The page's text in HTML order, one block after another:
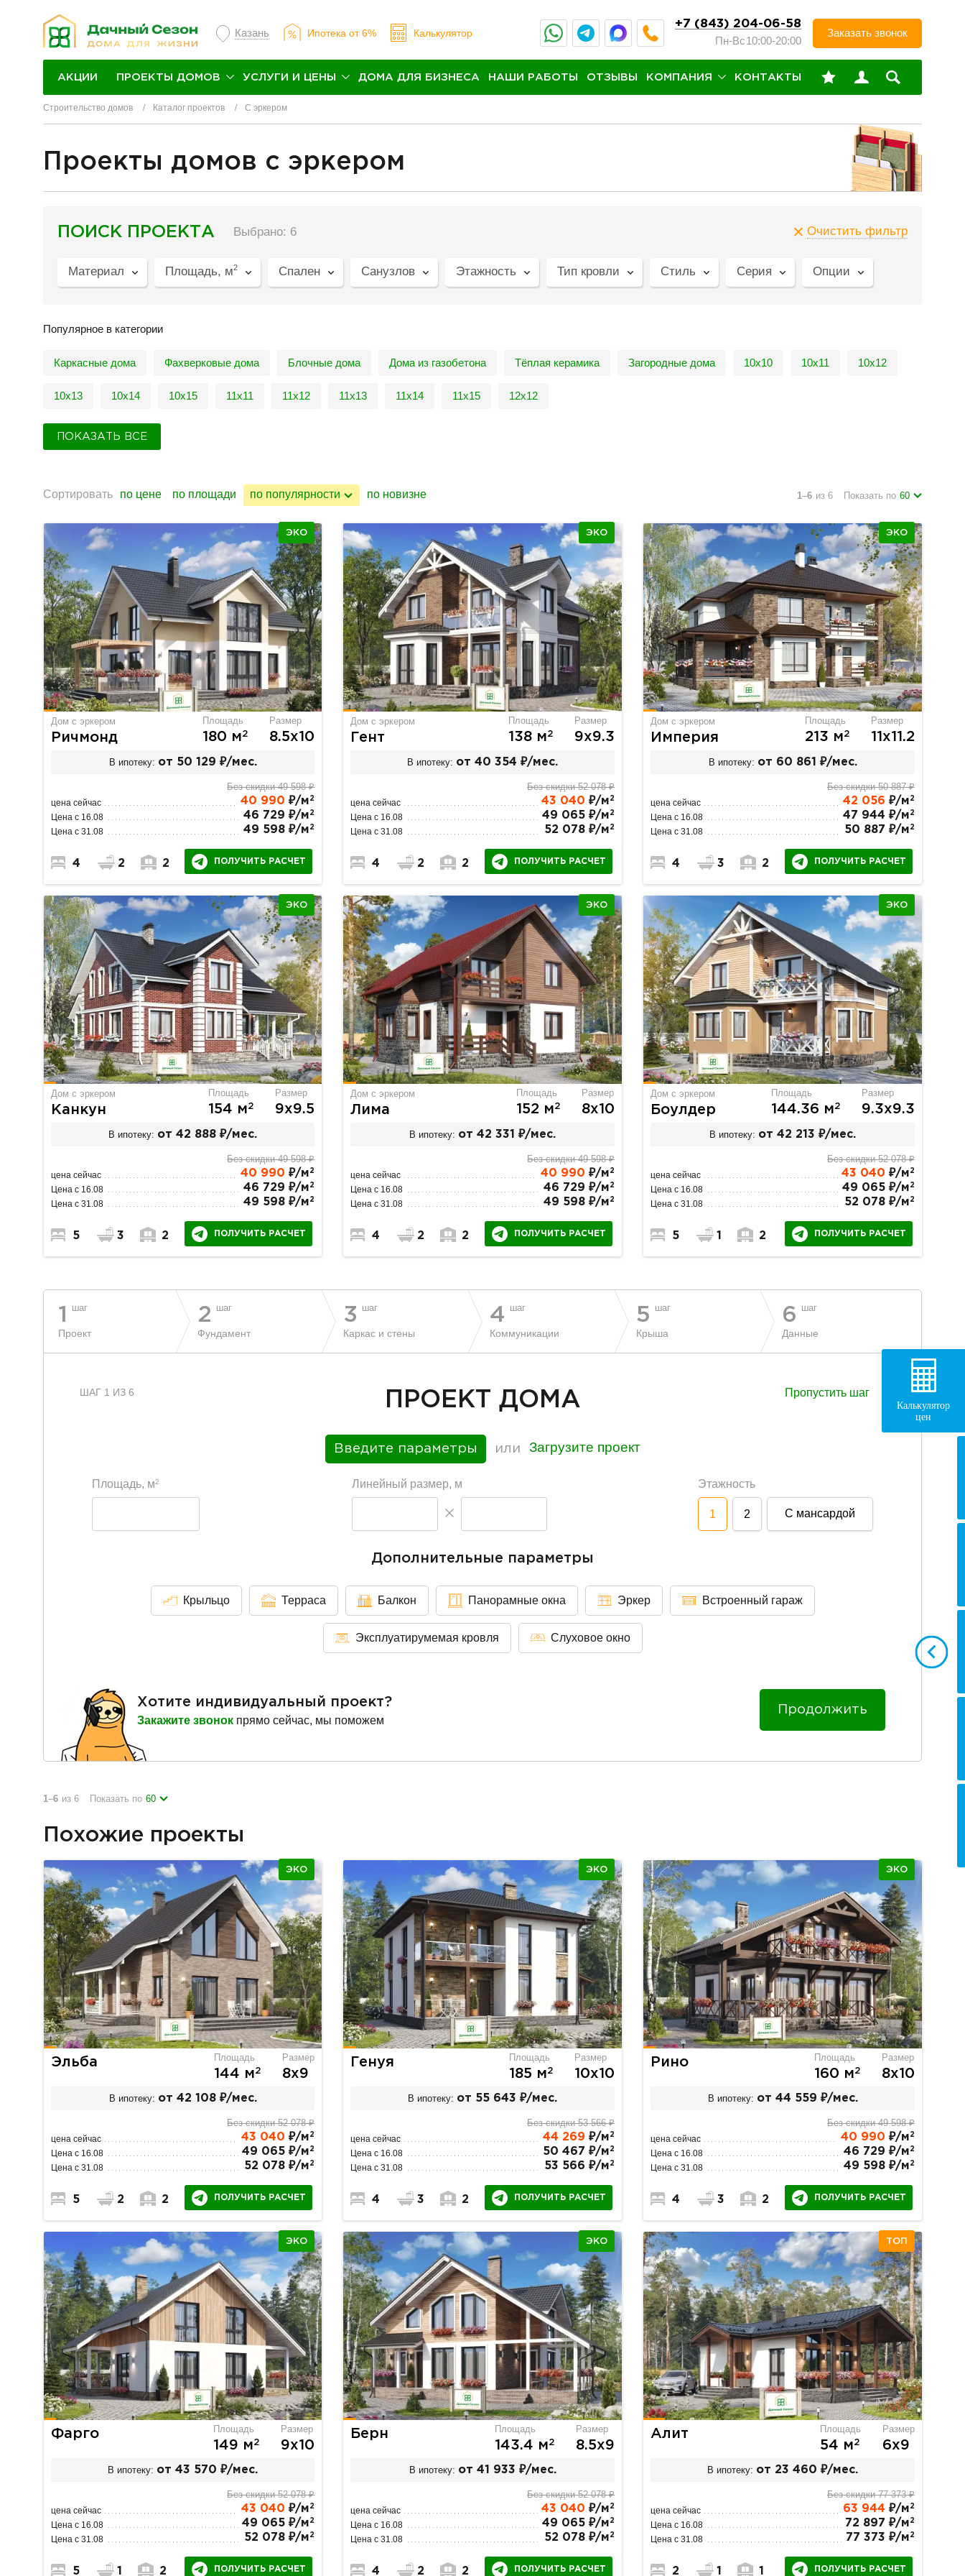
Казань Ипотека от 6% Калькулятор
+7 (843) 204-06-58
Пн-Вс10:00-20:00
Заказать звонок
АКЦИИ ПРОЕКТЫ ДОМОВ УСЛУГИ И ЦЕНЫ ДОМА ДЛЯ БИЗНЕСА НАШИ РАБОТЫ ОТЗЫВЫ КОМПАНИЯ КОНТАКТЫ
Строительство домов Каталог проектов С эркером
Проекты домов с эркером
ПОИСК ПРОЕКТА Выбрано: 6 Очистить фильтр
Материал Площадь, м2 Спален Санузлов Этажность Тип кровли Стиль Серия Опции
Популярное в категории
Каркасные дома Фахверковые дома Блочные дома Дома из газобетона Тёплая керамика Загородные дома 10х10 10х11 10х12
10х13 10х14 10х15 11х11 11х12 11х13 11х14 11х15 12х12
ПОКАЗАТЬ ВСЕ
Сортировать по цене по площади по популярности по новизне 1–6 из 6 Показать по 60
ЭКО
Дом с эркером
Ричмонд
Площадь
180 м2
Размер
8.5х10
В ипотеку: от 50 129 ₽/мес.
Без скидки 49 598 ₽
цена сейчас 40 990 ₽/м 2
Цена с 16.08 46 729 ₽/м 2
Цена с 31.08 49 598 ₽/м 2
4 2 2 ПОЛУЧИТЬ РАСЧЕТ
ЭКО
Дом с эркером
Гент
Площадь
138 м2
Размер
9х9.3
В ипотеку: от 40 354 ₽/мес.
Без скидки 52 078 ₽
цена сейчас 43 040 ₽/м 2
Цена с 16.08 49 065 ₽/м 2
Цена с 31.08 52 078 ₽/м 2
4 2 2 ПОЛУЧИТЬ РАСЧЕТ
ЭКО
Дом с эркером
Империя
Площадь
213 м2
Размер
11х11.2
В ипотеку: от 60 861 ₽/мес.
Без скидки 50 887 ₽
цена сейчас 42 056 ₽/м 2
Цена с 16.08 47 944 ₽/м 2
Цена с 31.08 50 887 ₽/м 2
4 3 2 ПОЛУЧИТЬ РАСЧЕТ
ЭКО
Дом с эркером
Канкун
Площадь
154 м2
Размер
9х9.5
В ипотеку: от 42 888 ₽/мес.
Без скидки 49 598 ₽
цена сейчас 40 990 ₽/м 2
Цена с 16.08 46 729 ₽/м 2
Цена с 31.08 49 598 ₽/м 2
5 3 2 ПОЛУЧИТЬ РАСЧЕТ
ЭКО
Дом с эркером
Лима
Площадь
152 м2
Размер
8х10
В ипотеку: от 42 331 ₽/мес.
Без скидки 49 598 ₽
цена сейчас 40 990 ₽/м 2
Цена с 16.08 46 729 ₽/м 2
Цена с 31.08 49 598 ₽/м 2
4 2 2 ПОЛУЧИТЬ РАСЧЕТ
ЭКО
Дом с эркером
Боулдер
Площадь
144.36 м2
Размер
9.3х9.3
В ипотеку: от 42 213 ₽/мес.
Без скидки 52 078 ₽
цена сейчас 43 040 ₽/м 2
Цена с 16.08 49 065 ₽/м 2
Цена с 31.08 52 078 ₽/м 2
5 1 2 ПОЛУЧИТЬ РАСЧЕТ
1 шаг
Проект
2 шаг
Фундамент
3 шаг
Каркас и стены
4 шаг
Коммуникации
5 шаг
Крыша
6 шаг
Данные
ШАГ 1 ИЗ 6 ПРОЕКТ ДОМА Пропустить шаг
Введите параметры или Загрузите проект
Площадь, м2 Линейный размер, м Этажность
1 2 С мансардой
Дополнительные параметры
Крыльцо Терраса Балкон Панорамные окна Эркер Встроенный гараж
Эксплуатирумемая кровля Слуховое окно
Хотите индивидуальный проект?
Закажите звонок прямо сейчас, мы поможем
Продолжить
1–6 из 6 Показать по 60
Похожие проекты
ЭКО
Эльба Площадь
144 м2
Размер
8х9
В ипотеку: от 42 108 ₽/мес.
Без скидки 52 078 ₽
цена сейчас 43 040 ₽/м 2
Цена с 16.08 49 065 ₽/м 2
Цена с 31.08 52 078 ₽/м 2
5 2 2 ПОЛУЧИТЬ РАСЧЕТ
ЭКО
Генуя Площадь
185 м2
Размер
10х10
В ипотеку: от 55 643 ₽/мес.
Без скидки 53 566 ₽
цена сейчас 44 269 ₽/м 2
Цена с 16.08 50 467 ₽/м 2
Цена с 31.08 53 566 ₽/м 2
4 3 2 ПОЛУЧИТЬ РАСЧЕТ
ЭКО
Рино Площадь
160 м2
Размер
8х10
В ипотеку: от 44 559 ₽/мес.
Без скидки 49 598 ₽
цена сейчас 40 990 ₽/м 2
Цена с 16.08 46 729 ₽/м 2
Цена с 31.08 49 598 ₽/м 2
4 3 2 ПОЛУЧИТЬ РАСЧЕТ
ЭКО
Фарго Площадь
149 м2
Размер
9х10
В ипотеку: от 43 570 ₽/мес.
Без скидки 52 078 ₽
цена сейчас 43 040 ₽/м 2
Цена с 16.08 49 065 ₽/м 2
Цена с 31.08 52 078 ₽/м 2
5 1 2 ПОЛУЧИТЬ РАСЧЕТ
ЭКО
Берн Площадь
143.4 м2
Размер
8.5х9
В ипотеку: от 41 933 ₽/мес.
Без скидки 52 078 ₽
цена сейчас 43 040 ₽/м 2
Цена с 16.08 49 065 ₽/м 2
Цена с 31.08 52 078 ₽/м 2
4 2 2 ПОЛУЧИТЬ РАСЧЕТ
ТОП
Алит Площадь
54 м2
Размер
6х9
В ипотеку: от 23 460 ₽/мес.
Без скидки 77 373 ₽
цена сейчас 63 944 ₽/м 2
Цена с 16.08 72 897 ₽/м 2
Цена с 31.08 77 373 ₽/м 2
2 1 1 ПОЛУЧИТЬ РАСЧЕТ
Калькулятор
цен